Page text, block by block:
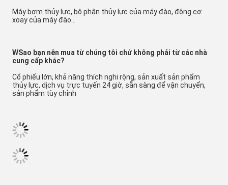
Máy bơm thủy lực, bộ phận thủy lực của máy đào, động cơ
xoay của máy đào...
WSao bạn nên mua từ chúng tôi chứ không phải từ các nhà
cung cấp khác?
Cổ phiếu lớn, khả năng thích nghi rộng, sản xuất sản phẩm
thủy lực, dịch vụ trực tuyến 24 giờ, sẵn sàng để vận chuyển,
sản phẩm tùy chỉnh